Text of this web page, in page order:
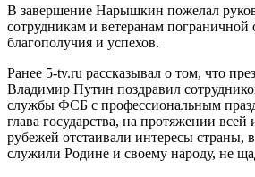
В завершение Нарышкин пожелал
сотрудникам и ветеранам пограничной
благополучия и успехов.
Ранее 5-tv.ru рассказывал о том, что
Владимир Путин поздравил
службы ФСБ с профессиональным
глава государства, на протяжении
рубежей отстаивали интересы страны,
служили Родине и своему народу, не